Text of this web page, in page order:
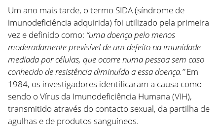
Um ano mais tarde, o termo SIDA (síndrome de
imunodeficiência adquirida) foi utilizado pela primeira
vez e definido como: “uma doença pelo menos
moderadamente previsível de um defeito na imunidade
mediada por células, que ocorre numa pessoa sem caso
conhecido de resistência diminuída a essa doença.”Em
1984, os investigadores identificaram a causa como
sendo o Vírus da Imunodeficiência Humana (VIH),
transmitido através do contacto sexual, da partilha de
agulhas e de produtos sanguíneos.